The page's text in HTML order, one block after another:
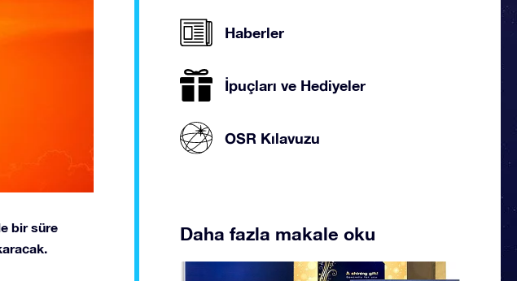
bir süre
Haberler
İpuçları ve Hediyeler
OSR Kılavuzu
Daha fazla makale oku